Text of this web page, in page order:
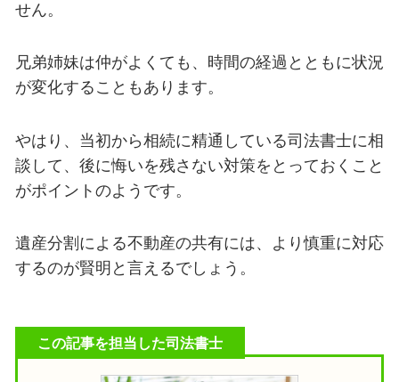
せん。
兄弟姉妹は仲がよくても、時間の経過とともに状況
が変化することもあります。
やはり、当初から相続に精通している司法書士に相
談して、後に悔いを残さない対策をとっておくこと
がポイントのようです。
遺産分割による不動産の共有には、より慎重に対応
するのが賢明と言えるでしょう。
この記事を担当した司法書士